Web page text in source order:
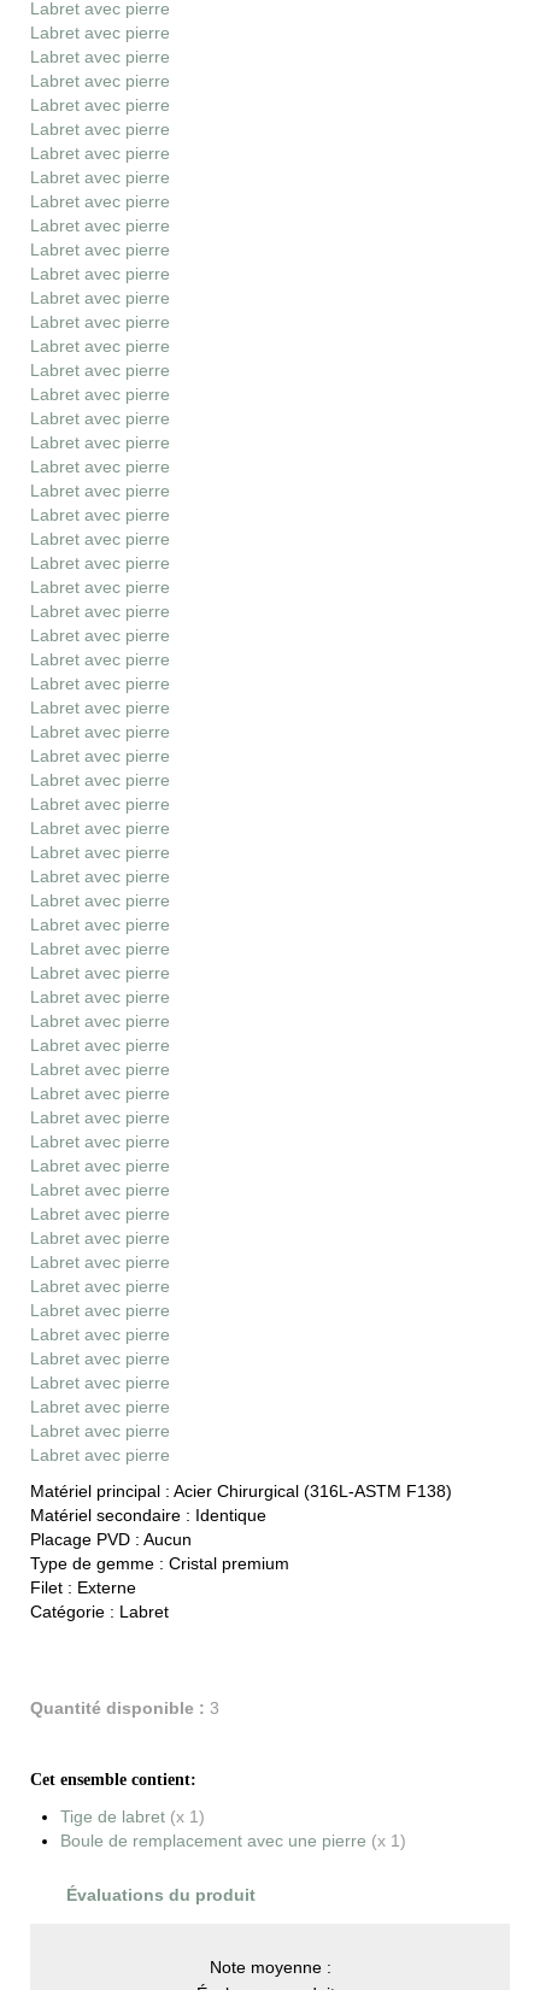
Labret avec pierre
Labret avec pierre
Labret avec pierre
Labret avec pierre
Labret avec pierre
Labret avec pierre
Labret avec pierre
Labret avec pierre
Labret avec pierre
Labret avec pierre
Labret avec pierre
Labret avec pierre
Labret avec pierre
Labret avec pierre
Labret avec pierre
Labret avec pierre
Labret avec pierre
Labret avec pierre
Labret avec pierre
Labret avec pierre
Labret avec pierre
Labret avec pierre
Labret avec pierre
Labret avec pierre
Labret avec pierre
Labret avec pierre
Labret avec pierre
Labret avec pierre
Labret avec pierre
Labret avec pierre
Labret avec pierre
Labret avec pierre
Labret avec pierre
Labret avec pierre
Labret avec pierre
Labret avec pierre
Labret avec pierre
Labret avec pierre
Labret avec pierre
Labret avec pierre
Labret avec pierre
Labret avec pierre
Labret avec pierre
Labret avec pierre
Labret avec pierre
Labret avec pierre
Labret avec pierre
Labret avec pierre
Labret avec pierre
Labret avec pierre
Labret avec pierre
Labret avec pierre
Labret avec pierre
Labret avec pierre
Labret avec pierre
Labret avec pierre
Labret avec pierre
Labret avec pierre
Labret avec pierre
Labret avec pierre
Labret avec pierre
Matériel principal : Acier Chirurgical (316L-ASTM F138)
Matériel secondaire : Identique
Placage PVD : Aucun
Type de gemme : Cristal premium
Filet : Externe
Catégorie : Labret
Quantité disponible : 3
Cet ensemble contient:
Tige de labret (x 1)
Boule de remplacement avec une pierre (x 1)
Évaluations du produit
Note moyenne :